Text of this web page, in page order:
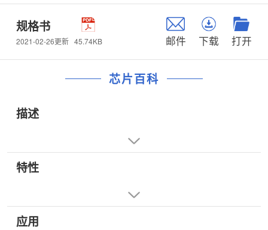
规格书
2021-02-26更新 45.74KB 邮件 下载 打开
芯片百科
描述
特性
应用